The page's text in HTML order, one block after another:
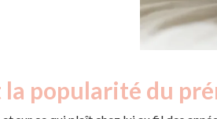
la popularité du